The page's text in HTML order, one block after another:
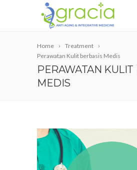
Home
Treatment
Perawatan Kulit berbasis Medis
PERAWATAN KULIT
MEDIS